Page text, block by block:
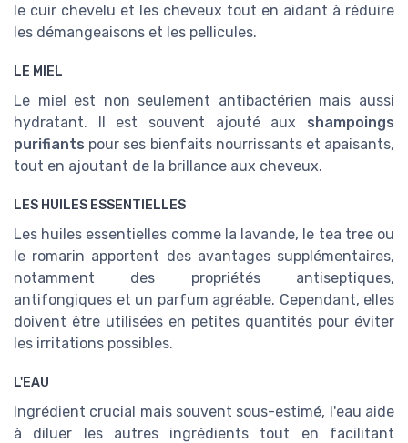
le cuir chevelu et les cheveux tout en aidant à réduire
les démangeaisons et les pellicules.
LE MIEL
Le miel est non seulement antibactérien mais aussi
hydratant. Il est souvent ajouté aux shampoings
purifiants pour ses bienfaits nourrissants et apaisants,
tout en ajoutant de la brillance aux cheveux.
LES HUILES ESSENTIELLES
Les huiles essentielles comme la lavande, le tea tree ou
le romarin apportent des avantages supplémentaires,
notamment des propriétés antiseptiques,
antifongiques et un parfum agréable. Cependant, elles
doivent être utilisées en petites quantités pour éviter
les irritations possibles.
L'EAU
Ingrédient crucial mais souvent sous-estimé, l'eau aide
à diluer les autres ingrédients tout en facilitant